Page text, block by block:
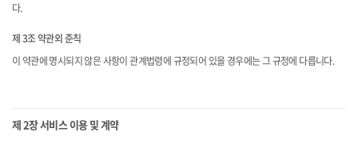
다.
제 3조 약관외 준칙
이 약관에 명시되지 않은 사항이 관계법령에 규정되어 있을 경우에는 그 규정에 다릅니다.
제 2장 서비스 이용 및 계약